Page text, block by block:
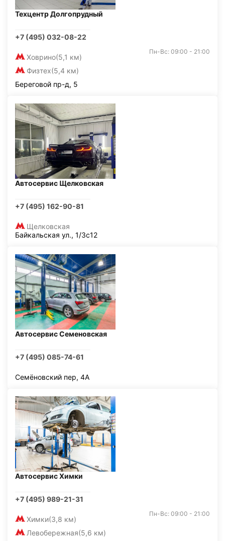
Техцентр Долгопрудный
+7 (495) 032-08-22
Ховрино(5,1 км)
Физтех(5,4 км)
Пн-Вс: 09:00 - 21:00
Береговой пр-д, 5
Автосервис Щелковская
+7 (495) 162-90-81
Щелковская
Байкальская ул., 1/3с12
Автосервис Семеновская
+7 (495) 085-74-61
Семёновский пер, 4А
Автосервис Химки
+7 (495) 989-21-31
Химки(3,8 км)
Левобережная(5,6 км)
Пн-Вс: 09:00 - 21:00